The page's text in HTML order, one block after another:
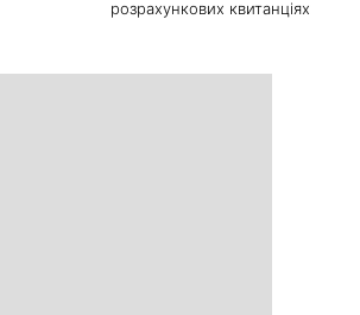
розрахункових квитанціях